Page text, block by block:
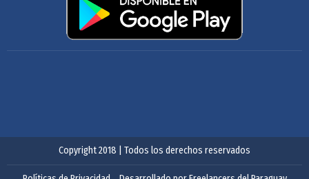
Copyright 2018 | Todos los derechos reservados